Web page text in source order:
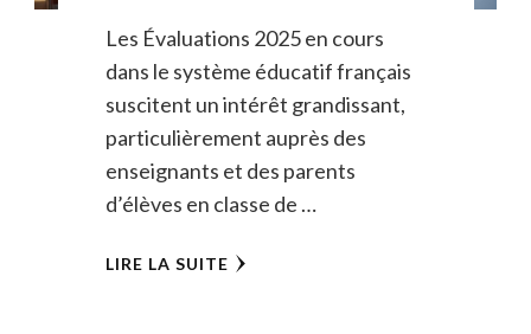
Les Évaluations 2025 en cours
dans le système éducatif français
suscitent un intérêt grandissant,
particulièrement auprès des
enseignants et des parents
d’élèves en classe de …
LIRE LA SUITE